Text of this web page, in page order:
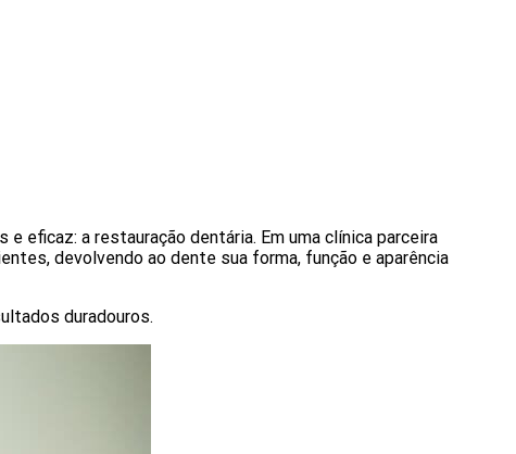
eficaz: a restauração dentária. Em uma clínica parceira
devolvendo ao dente sua forma, função e aparência
duradouros.